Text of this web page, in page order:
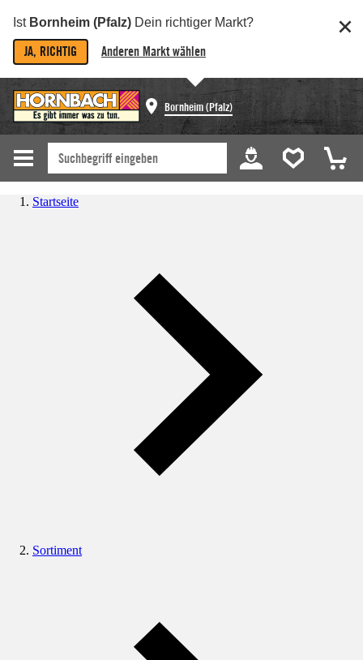
Ist Bornheim (Pfalz) Dein richtiger Markt?
JA, RICHTIG Anderen Markt wählen
Bornheim (Pfalz)
Startseite
Sortiment